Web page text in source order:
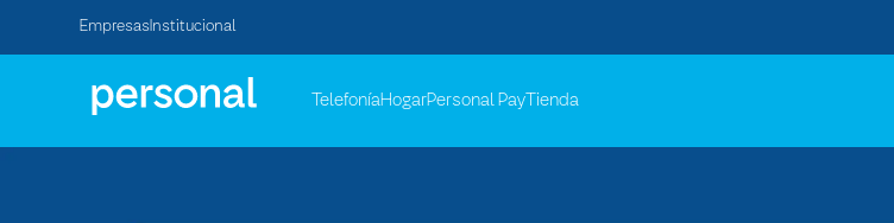
Empresas Institucional
TelefoníaHogarPersonal Pay Tienda